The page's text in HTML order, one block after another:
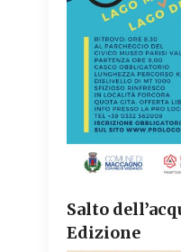
Salto
Edizione